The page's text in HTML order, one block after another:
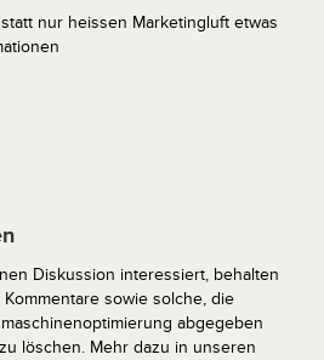
nur heissen Marketingluft etwas
Diskussion interessiert, behalten
sowie solche, die
abgegeben
löschen. Mehr dazu in unseren